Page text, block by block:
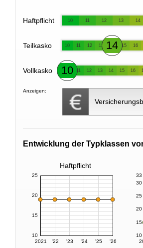
Haftpflicht 10 11 12 13 14
Teilkasko 10 11 12 13 14 15 16
Vollkasko 10 11 12 13 14 15 16
Anzeigen:
Entwicklung der Typklassen
Haftpflicht
2021 '22 '23 '24 '25 '26
10
15
20
25
10
15
20
25
30
33